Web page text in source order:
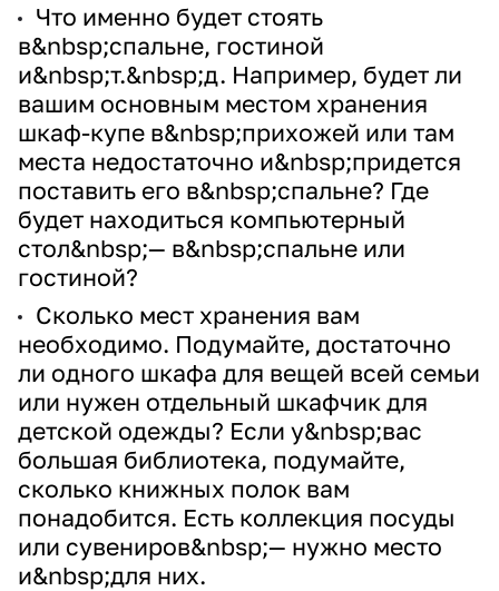
Что именно будет стоять
в&nbsp;спальне, гостиной
и&nbsp;т.&nbsp;д. Например, будет ли
вашим основным местом хранения
шкаф-купе в&nbsp;прихожей или там
места недостаточно и&nbsp;придется
поставить его в&nbsp;спальне? Где
будет находиться компьютерный
стол&nbsp;— в&nbsp;спальне или
гостиной?
Сколько мест хранения вам
необходимо. Подумайте, достаточно
ли одного шкафа для вещей всей семьи
или нужен отдельный шкафчик для
детской одежды? Если у&nbsp;вас
большая библиотека, подумайте,
сколько книжных полок вам
понадобится. Есть коллекция посуды
или сувениров&nbsp;— нужно место
и&nbsp;для них.